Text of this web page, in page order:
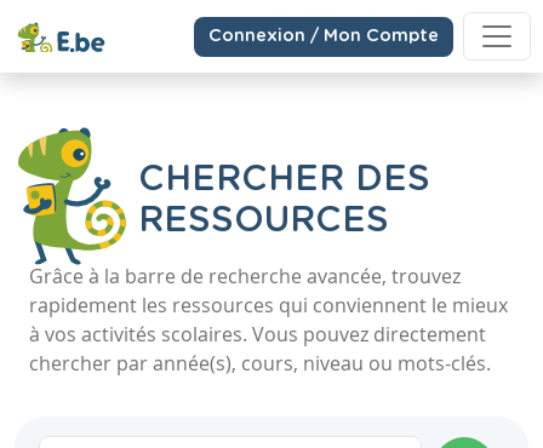
Connexion / Mon Compte
CHERCHER DES
RESSOURCES
Grâce à la barre de recherche avancée, trouvez
rapidement les ressources qui conviennent le mieux
à vos activités scolaires. Vous pouvez directement
chercher par année(s), cours, niveau ou mots-clés.